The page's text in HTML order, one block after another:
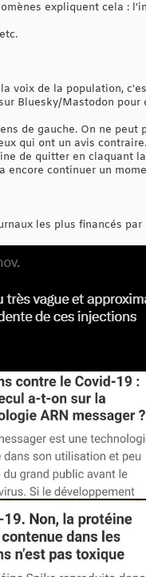
expliquent cela :
voix de la population,
Bluesky/Mastodon pour
de gauche. On ne
qui ont un avis contraire.
de quitter en claquant
encore continuer un
les plus financés